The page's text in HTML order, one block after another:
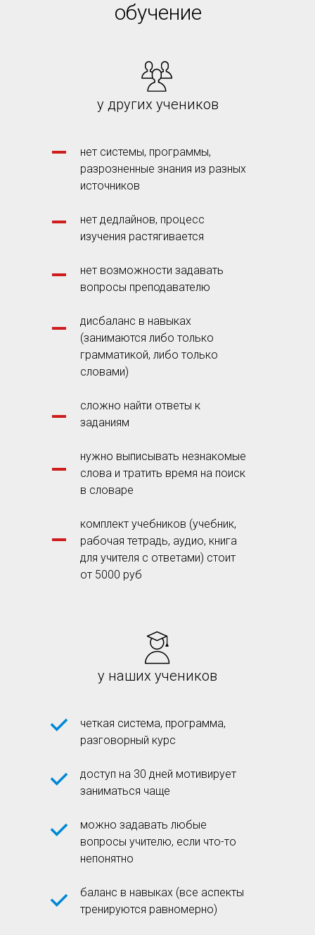
обучение
у других учеников
у наших учеников
нет системы, программы,
разрозненные знания из разных
источников
нет дедлайнов, процесс
изучения растягивается
нет возможности задавать
вопросы преподавателю
дисбаланс в навыках
(занимаются либо только
грамматикой, либо только
словами)
сложно найти ответы к
заданиям
нужно выписывать незнакомые
слова и тратить время на поиск
в словаре
комплект учебников (учебник,
рабочая тетрадь, аудио, книга
для учителя с ответами) стоит
от 5000 руб
четкая система, программа,
разговорный курс
доступ на 30 дней мотивирует
заниматься чаще
можно задавать любые
вопросы учителю, если что-то
непонятно
баланс в навыках (все аспекты
тренируются равномерно)